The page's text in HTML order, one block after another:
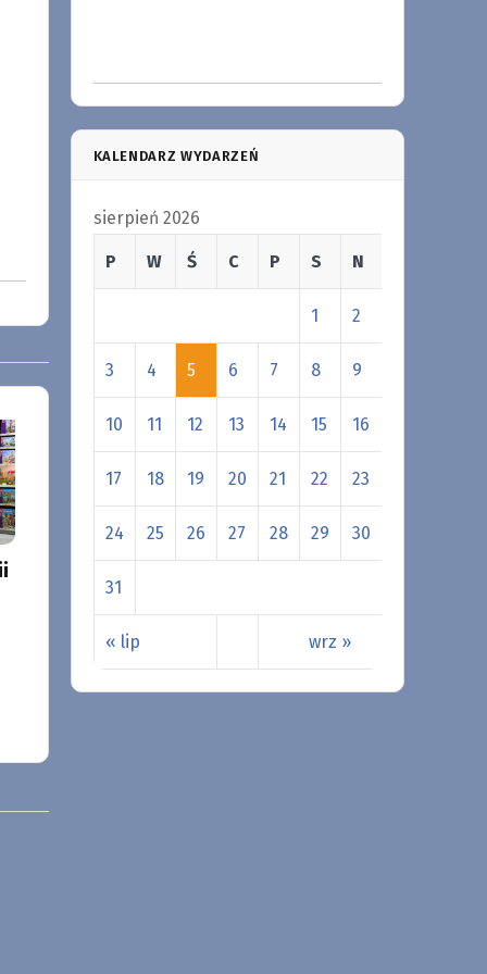
KALENDARZ WYDARZEŃ
sierpień 2026
P W Ś C P S N
« lip wrz »
1 2
3 4 5 6 7 8 9
10 11 12 13 14 15 16
17 18 19 20 21 22 23
24 25 26 27 28 29 30
31